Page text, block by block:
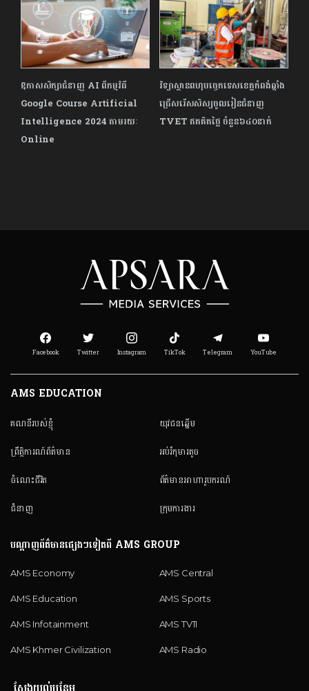
ឱកាសសិក្សាជំនាញ AI ពីកម្មវិធី
Google Course Artificial
Intelligence 2024 តាមរយៈ
Online
វិទ្យាស្ថាន​ពហុបច្ចេកទេស​ខេត្តកំពង់ឆ្នាំង
ជ្រើសរើស​សិស្ស​ចូលរៀន​ជំនាញ
TVET ឥតគិតថ្លៃ ចំនួន៦៤០នាក់
Facebook Twitter Instagram TikTok Telegram YouTube
AMS EDUCATION
គណនី​របស់ខ្ញុំ
ព្រឹត្តិការណ៍ព័ត៌មាន
ចំណេះជីវិត
ជំនាញ
យុវជនឆ្នើម
អប់រំកុមារតូច
ព័ត៌មានអាហារូបករណ៍
ក្រុមការងារ
បណ្តាញព័ត៌មានផ្សេងៗទៀតពី AMS GROUP
AMS Economy
AMS Education
AMS Infotainment
AMS Khmer Civilization
AMS Central
AMS Sports
AMS TV11
AMS Radio